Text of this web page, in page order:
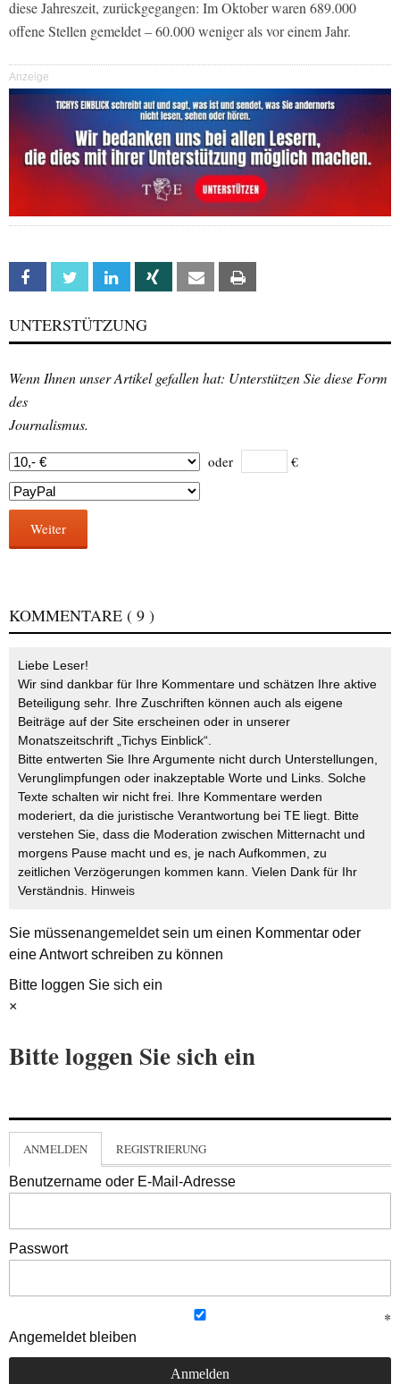
diese Jahreszeit, zurückgegangen: Im Oktober waren 689.000
offene Stellen gemeldet – 60.000 weniger als vor einem Jahr.
Anzeige
Facebook Twitter Linkedin Xing Email
UNTERSTÜTZUNG
Wenn Ihnen unser Artikel gefallen hat: Unterstützen Sie diese Form
des
Journalismus.
oder €
Weiter
KOMMENTARE ( 9 )
Liebe Leser!
Wir sind dankbar für Ihre Kommentare und schätzen Ihre aktive
Beteiligung sehr. Ihre Zuschriften können auch als eigene
Beiträge auf der Site erscheinen oder in unserer
Monatszeitschrift „Tichys Einblick“.
Bitte entwerten Sie Ihre Argumente nicht durch Unterstellungen,
Verunglimpfungen oder inakzeptable Worte und Links. Solche
Texte schalten wir nicht frei. Ihre Kommentare werden
moderiert, da die juristische Verantwortung bei TE liegt. Bitte
verstehen Sie, dass die Moderation zwischen Mitternacht und
morgens Pause macht und es, je nach Aufkommen, zu
zeitlichen Verzögerungen kommen kann. Vielen Dank für Ihr
Verständnis. Hinweis
Sie müssenangemeldetsein um einen Kommentar oder
eine Antwort schreiben zu können
Bitte loggen Sie sich ein
×
Bitte loggen Sie sich ein
ANMELDEN REGISTRIERUNG
Benutzername oder E-Mail-Adresse
Passwort
Angemeldet bleiben